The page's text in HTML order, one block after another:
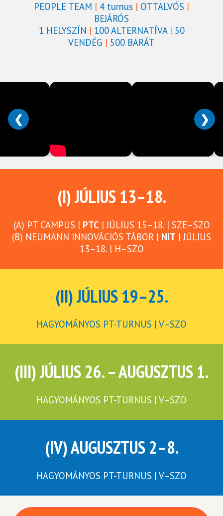
PEOPLE TEAM | 4 turnus | OTTALVÓS |
BEJÁRÓS
1 HELYSZÍN | 100 ALTERNATÍVA| 50
VENDÉG | 500 BARÁT
❮ ❯
(I) JÚLIUS 13–18.
(A) PT CAMPUS | PTC | JÚLIUS 15–18. | SZE–SZO
(B) NEUMANN INNOVÁCIÓS TÁBOR | NIT | JÚLIUS
13–18. | H–SZO
(II) JÚLIUS 19–25.
HAGYOMÁNYOS PT-TURNUS | V–SZO
(III) JÚLIUS 26. – AUGUSZTUS 1.
HAGYOMÁNYOS PT-TURNUS | V–SZO
(IV) AUGUSZTUS 2–8.
HAGYOMÁNYOS PT-TURNUS | V–SZO